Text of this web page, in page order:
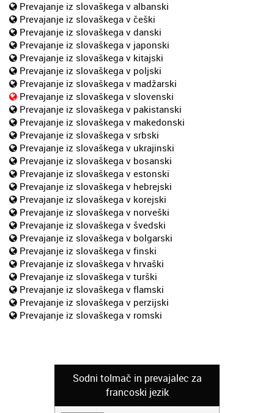
Prevajanje iz slovaškega v albanski
Prevajanje iz slovaškega v češki
Prevajanje iz slovaškega v danski
Prevajanje iz slovaškega v japonski
Prevajanje iz slovaškega v kitajski
Prevajanje iz slovaškega v poljski
Prevajanje iz slovaškega v madžarski
Prevajanje iz slovaškega v slovenski
Prevajanje iz slovaškega v pakistanski
Prevajanje iz slovaškega v makedonski
Prevajanje iz slovaškega v srbski
Prevajanje iz slovaškega v ukrajinski
Prevajanje iz slovaškega v bosanski
Prevajanje iz slovaškega v estonski
Prevajanje iz slovaškega v hebrejski
Prevajanje iz slovaškega v korejski
Prevajanje iz slovaškega v norveški
Prevajanje iz slovaškega v švedski
Prevajanje iz slovaškega v bolgarski
Prevajanje iz slovaškega v finski
Prevajanje iz slovaškega v hrvaški
Prevajanje iz slovaškega v turški
Prevajanje iz slovaškega v flamski
Prevajanje iz slovaškega v perzijski
Prevajanje iz slovaškega v romski
Sodni tolmač in prevajalec za
francoski jezik